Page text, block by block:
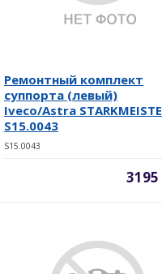
Ремонтный комплект
суппорта (левый)
Iveco/Astra
S15.0043
S15.0043